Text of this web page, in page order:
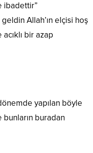
ibadettir”
geldin Allah’ın elçisi hoş
bir azap
yapılan böyle
bunların buradan